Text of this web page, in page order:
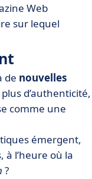
Web
sur lequel
de nouvelles
d’authenticité,
comme une
émergent,
à l’heure où la
?